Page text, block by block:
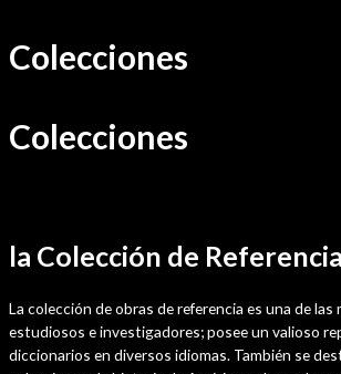
Ir
al
Colecciones
Colecciones
la Colección de Referencia
La colección de obras de referencia es una de
estudiosos e investigadores; posee un valioso
diccionarios en diversos idiomas. También se